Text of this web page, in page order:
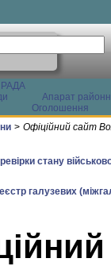
Апарат
Оголошення
> Офіційний сайт
стану
галузевих